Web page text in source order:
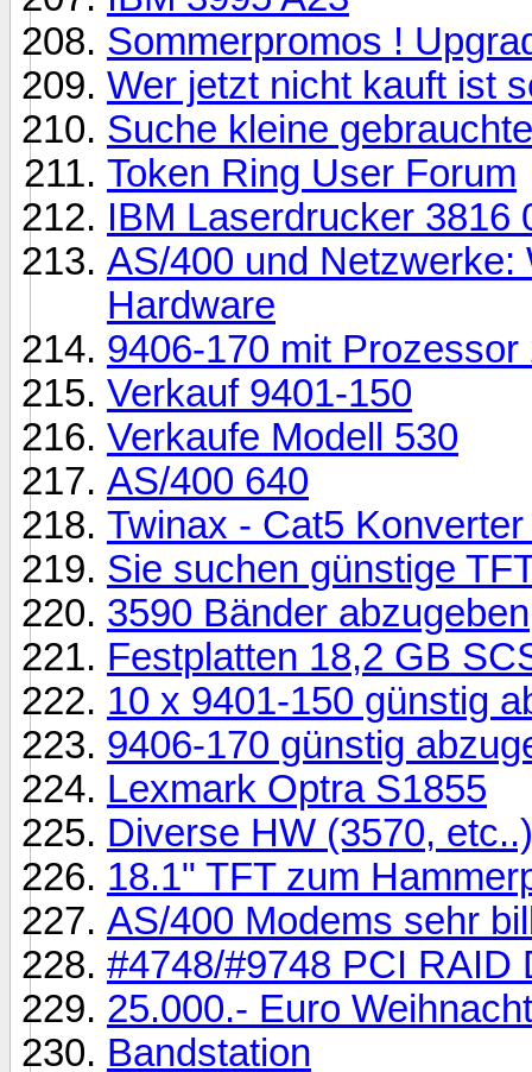
Sommerpromos !
Wer jetzt nicht kauft ist
Suche kleine
Token Ring User Forum
IBM Laserdrucker 3816
AS/400 und Netzwerke:
Hardware
9406-170 mit Prozessor
Verkauf 9401-150
Verkaufe Modell 530
AS/400 640
Twinax - Cat5
Sie suchen günstige
3590 Bänder abzugeben
Festplatten 18,2 GB
10 x 9401-150 günstig
9406-170 günstig
Lexmark Optra S1855
Diverse HW (3570,
18.1" TFT zum
AS/400 Modems sehr
#4748/#9748 PCI RAID
25.000.- Euro
Bandstation